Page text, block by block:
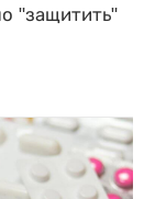
"защитить"